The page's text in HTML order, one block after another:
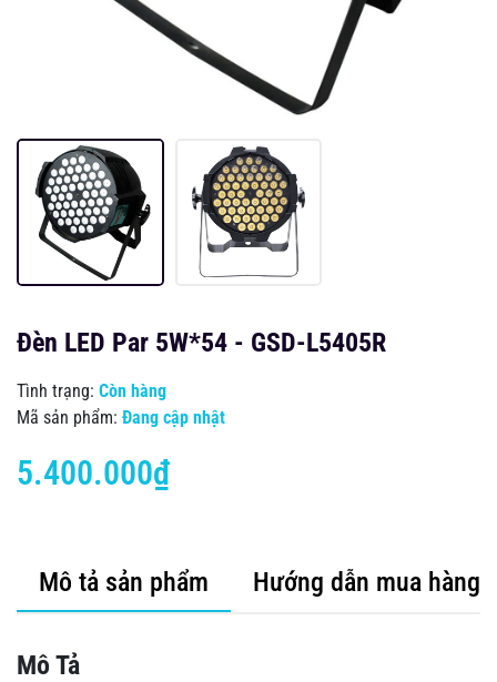
Đèn LED Par 5W*54 - GSD-L5405R
Tình trạng: Còn hàng
Mã sản phẩm: Đang cập nhật
5.400.000₫
Mô tả sản phẩm Hướng dẫn mua hàng
Mô Tả